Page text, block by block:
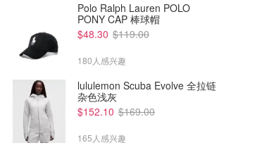
Polo Ralph Lauren POLO
PONY CAP 棒球帽
$48.30 $119.00
180人感兴趣
lululemon Scuba Evolve 全拉链
杂色浅灰
$152.10 $169.00
165人感兴趣